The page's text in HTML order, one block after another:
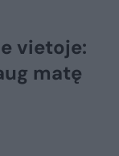
vietoje:
matę